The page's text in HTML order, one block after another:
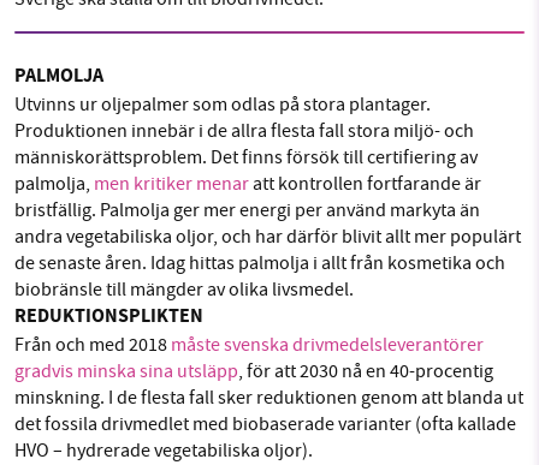
PALMOLJA
Utvinns ur oljepalmer som odlas på stora plantager.
Produktionen innebär i de allra flesta fall stora miljö- och
människorättsproblem. Det finns försök till certifiering av
palmolja, men kritiker menaratt kontrollen fortfarande är
bristfällig. Palmolja ger mer energi per använd markyta än
andra vegetabiliska oljor, och har därför blivit allt mer populärt
de senaste åren. Idag hittas palmolja i allt från kosmetika och
biobränsle till mängder av olika livsmedel.
REDUKTIONSPLIKTEN
Från och med 2018 måste svenska drivmedelsleverantörer
gradvis minska sina utsläpp, för att 2030 nå en 40-procentig
minskning. I de flesta fall sker reduktionen genom att blanda ut
det fossila drivmedlet med biobaserade varianter (ofta kallade
HVO – hydrerade vegetabiliska oljor).